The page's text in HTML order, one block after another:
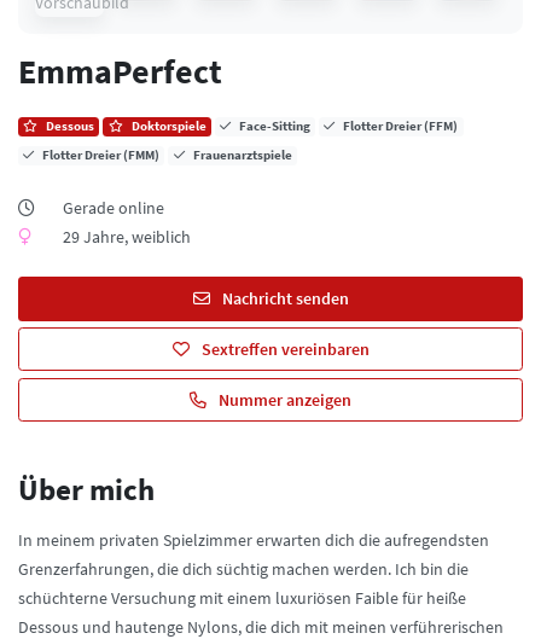
EmmaPerfect
Dessous Doktorspiele Face-Sitting
Flotter Dreier (FFM)
Flotter Dreier (FMM)
Frauenarztspiele
Gerade online
29 Jahre, weiblich
Nachricht senden
Sextreffen vereinbaren
Nummer anzeigen
Über mich
In meinem privaten Spielzimmer erwarten dich die aufregendsten
Grenzerfahrungen, die dich süchtig machen werden. Ich bin die
schüchterne Versuchung mit einem luxuriösen Faible für heiße
Dessous und hautenge Nylons, die dich mit meinen verführerischen